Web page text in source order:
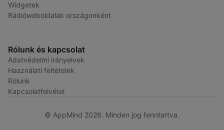
Widgetek
Rádióweboldalak országonként
Rólunk és kapcsolat
Adatvédelmi irányelvek
Használati feltételek
Rólunk
Kapcsolatfelvétel
© AppMind 2026. Minden jog fenntartva.